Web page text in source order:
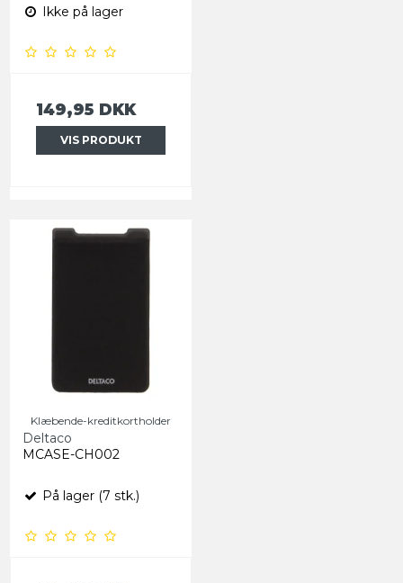
Ikke på lager
149,95 DKK
VIS PRODUKT
Klæbende-kreditkortholder
Deltaco
MCASE-CH002
På lager (7 stk.)